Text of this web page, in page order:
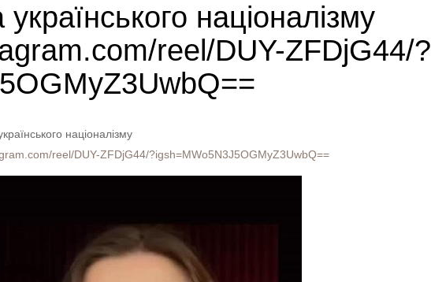
націоналізму
reel/DUY-ZFDjG44/?
націоналізму
reel/DUY-ZFDjG44/?igsh=MWo5N3J5OGMyZ3UwbQ==